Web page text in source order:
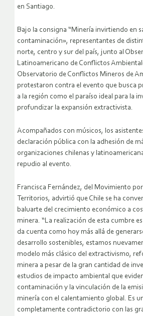
en Santiago.
Bajo la consigna “Minería invirtiendo en
contaminación», representantes de
norte, centro y sur del país, junto al
Latinoamericano de Conflictos
Observatorio de Conflictos Mineros de
protestaron contra el evento que busca
a la región como el paraíso ideal para la
profundizar la expansión extractivista.
Acompañados con músicos, los
declaración pública con la adhesión de
organizaciones chilenas y
repudio al evento.
Francisca Fernández, del Movimiento
Territorios, advirtió que Chile se ha
baluarte del crecimiento económico a
minera. “La realización de esta cumbre
da cuenta como hoy más allá de
desarrollo sostenibles, estamos
modelo más clásico del extractivismo,
minera a pesar de la gran cantidad de
estudios de impacto ambiental que
contaminación y la vinculación de la
minería con el calentamiento global. Es
completamente contradictorio con las